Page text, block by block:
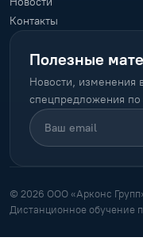
Контакты
Полезные
Новости, изменения
спецпредложения
© 2026 ООО «Арконс
Дистанционное обучение